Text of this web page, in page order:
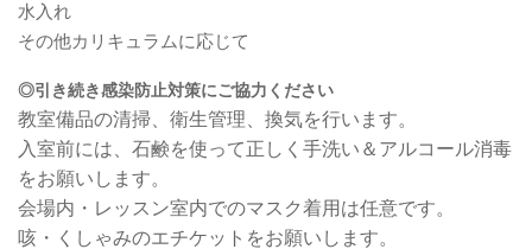
水入れ
その他カリキュラムに応じて
◎引き続き感染防止対策にご協力ください
教室備品の清掃、衛生管理、換気を行います。
入室前には、石鹸を使って正しく手洗い＆アルコール消毒
をお願いします。
会場内・レッスン室内でのマスク着用は任意です。
咳・くしゃみのエチケットをお願いします。